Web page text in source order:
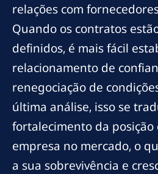
relações com
Quando os contratos
definidos, é mais fácil
relacionamento de
renegociação de
última análise, isso se
fortalecimento da posição
empresa no mercado, o
a sua sobrevivência e